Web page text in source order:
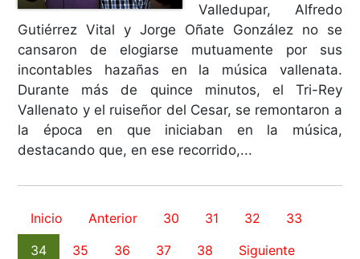
Valledupar, Alfredo
Gutiérrez Vital y Jorge Oñate González no se
cansaron de elogiarse mutuamente por sus
incontables hazañas en la música vallenata.
Durante más de quince minutos, el Tri-Rey
Vallenato y el ruiseñor del Cesar, se remontaron a
la época en que iniciaban en la música,
destacando que, en ese recorrido,...
Inicio Anterior 30 31 32
33
34
35 36 37 38
Siguiente